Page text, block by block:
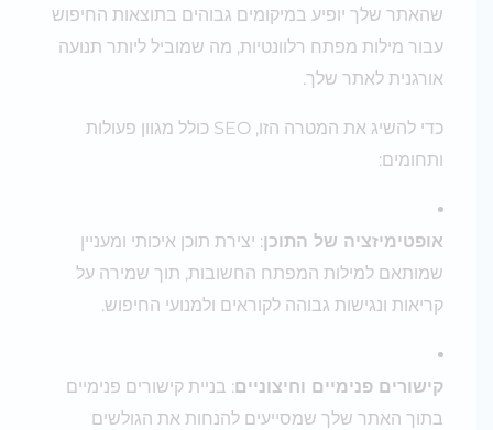
שהאתר שלך יופיע במיקומים גבוהים בתוצאות החיפוש
עבור מילות מפתח רלוונטיות, מה שמוביל ליותר תנועה
אורגנית לאתר שלך.
כדי להשיג את המטרה הזו, SEO כולל מגוון פעולות
ותחומים:
אופטימיזציה של התוכן: יצירת תוכן איכותי ומעניין
שמותאם למילות המפתח החשובות, תוך שמירה על
קריאות ונגישות גבוהה לקוראים ולמנועי החיפוש.
קישורים פנימיים וחיצוניים: בניית קישורים פנימיים
בתוך האתר שלך שמסייעים להנחות את הגולשים